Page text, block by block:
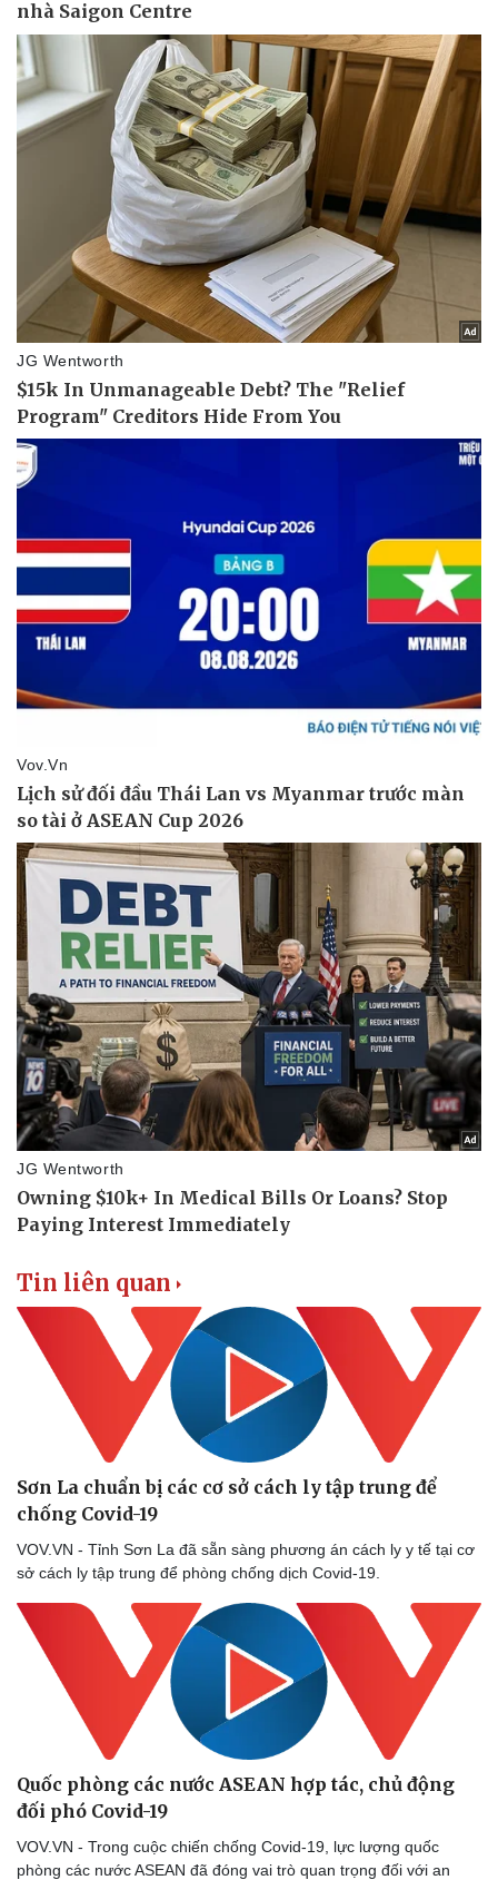
Doanh nghiệp
Thông tin doanh nghiệp
Doanh nghiệp 24h
Vì cộng đồng
Công nghệ
Sành điệu
Tin Công nghệ
Trải nghiệm
Chuyển đổi số
Sức khỏe
Dinh dưỡng - món ngon
Cây thuốc
Sản phụ khoa
Nam khoa
Làm đẹp - giảm cân
Ăn sạch sống khỏe
Đời sống
Nhà đẹp
Tình yêu - Gia đình
Tin liên quan
Sơn La chuẩn bị các cơ sở cách ly tập trung để
chống Covid-19
VOV.VN - Tỉnh Sơn La đã sẵn sàng phương án cách ly y tế tại cơ
sở cách ly tập trung để phòng chống dịch Covid-19.
Quốc phòng các nước ASEAN hợp tác, chủ động
đối phó Covid-19
VOV.VN - Trong cuộc chiến chống Covid-19, lực lượng quốc
phòng các nước ASEAN đã đóng vai trò quan trọng đối với an